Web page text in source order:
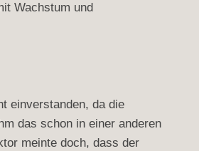
Wachstum und
einverstanden, da die
das schon in einer anderen
meinte doch, dass der